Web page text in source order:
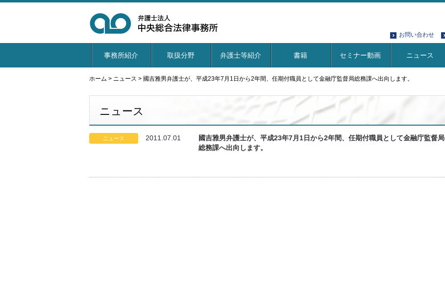
お問い合わせ
事務所紹介 取扱分野 弁護士等紹介 書籍 セミナー動画 ニュース
ホーム > ニュース > 國吉雅男弁護士が、平成23年7月1日から2年間、任期付職員として金融庁監督局総務課へ出向します。
ニュース
ニュース 2011.07.01
國吉雅男弁護士が、平成23年7月1日から2年間、任期付職員として金融庁監督局
総務課へ出向します。